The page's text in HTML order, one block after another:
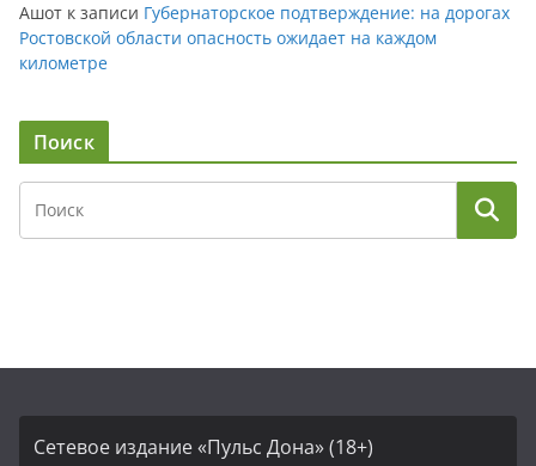
Ашот к записи Губернаторское подтверждение: на дорогах
Ростовской области опасность ожидает на каждом
километре
Поиск
Сетевое издание «Пульс Дона» (18+)